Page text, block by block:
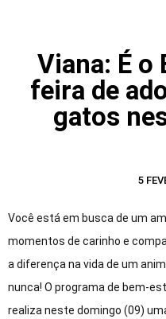
Viana: É o
feira de
gatos
5
Você está em busca de um
momentos de carinho e
a diferença na vida de um
nunca! O programa de bem-
realiza neste domingo (09)